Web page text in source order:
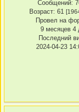
Сообщений:
Возраст: 61
Провел на
9 месяцев 4
Последний
2024-04-23